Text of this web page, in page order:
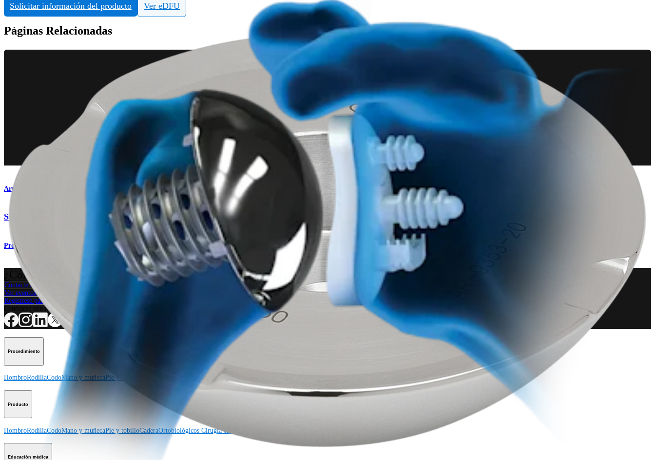
Solicitar información del producto Ver eDFU
Páginas Relacionadas
Artroplastia de hombro
Sistema total de hombro Eclipse™
Producto
¿Cómo podemos ayudarlo?
Contacte a un representante
Ver eventos, laboratorios y oportunidades educativas
Regístrese para recibir: ¿Qué hay de nuevo en Arthrex?
Conéctese con nosotros
Procedimiento
HombroRodillaCodoMano y muñeca Pie y tobillo Cirugía cardiotorácica
Producto
HombroRodillaCodoMano y muñecaPie y tobilloCaderaOrtobiológicos Cirugía cardiotorácica
Educación médica